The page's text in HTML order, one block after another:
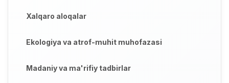
Xalqaro aloqalar
Ekologiya va atrof-muhit muhofazasi
Madaniy va ma'rifiy tadbirlar